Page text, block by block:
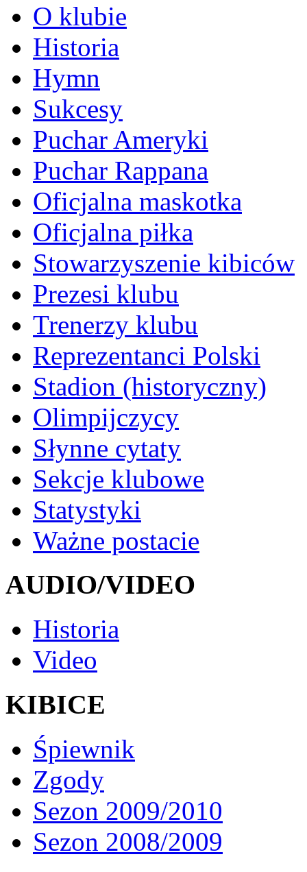
O klubie
Historia
Hymn
Sukcesy
Puchar Ameryki
Puchar Rappana
Oficjalna maskotka
Oficjalna piłka
Stowarzyszenie kibiców
Prezesi klubu
Trenerzy klubu
Reprezentanci Polski
Stadion (historyczny)
Olimpijczycy
Słynne cytaty
Sekcje klubowe
Statystyki
Ważne postacie
AUDIO/VIDEO
Historia
Video
KIBICE
Śpiewnik
Zgody
Sezon 2009/2010
Sezon 2008/2009